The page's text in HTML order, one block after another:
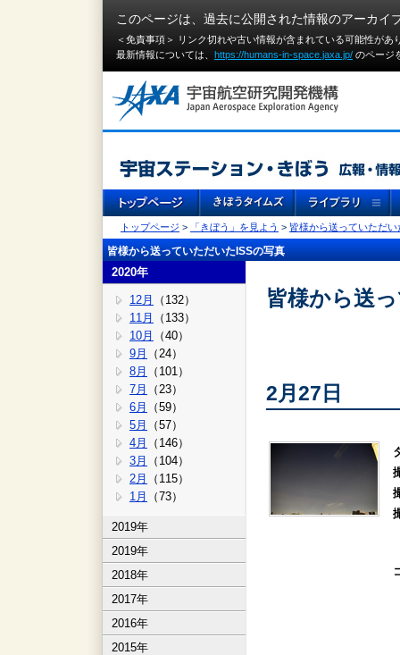
このページは、過去に公開された情報のアーカイ
＜免責事項＞ リンク切れや古い情報が含まれている可能性が
最新情報については、 https://humans-in-space.jaxa.jp/ のページ
トップページ > 「きぼう」を見よう > 皆様から送っていただい
皆様から送っていただいたISSの写真
2020年
12月
（132）
11月
（133）
10月
（40）
9月
（24）
8月
（101）
7月
（23）
6月
（59）
5月
（57）
4月
（146）
3月
（104）
2月
（115）
1月
（73）
2019年
2019年
2018年
2017年
2016年
2015年
皆様から送
2月27日